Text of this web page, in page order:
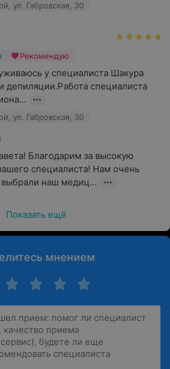
ул. Габровская, 30
Рекомендую
у специалиста Шакура
депиляции.Работа специалиста
ул. Габровская, 30
Благодарим за высокую
специалиста! Нам очень
наш медиц...
Показать ещё
мнением